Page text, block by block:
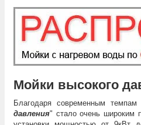
Мойки высокого
Благодаря современным
давления" стало очень широким